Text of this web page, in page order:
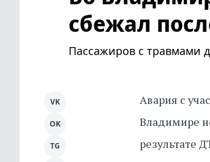
сбежал
Пассажиров с травмами
Авария с
Владимире
результате
VK
OK
TG